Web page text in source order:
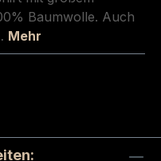
Baumwolle. Auch
Mehr